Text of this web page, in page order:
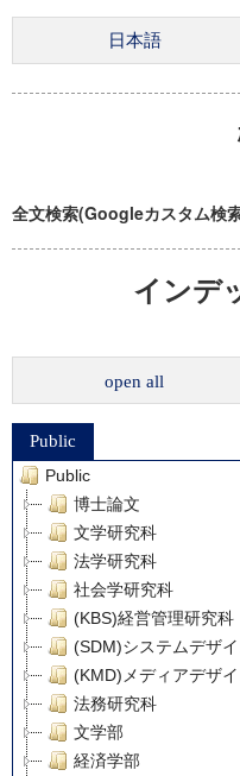
全文検索(Googleカスタム検
インデ
open all
Public
Public
博士論文
文学研究科
法学研究科
社会学研究科
(KBS)経営管理研究科
(SDM)システムデザ
(KMD)メディアデザ
法務研究科
文学部
経済学部